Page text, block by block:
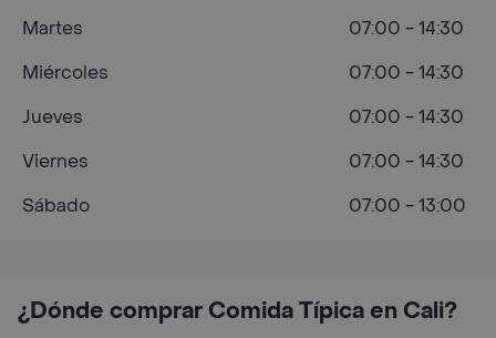
¿Dónde comprar Comida Típica en Cali?
Martes
07:00 - 14:30
Miércoles
07:00 - 14:30
Jueves
07:00 - 14:30
Viernes
07:00 - 14:30
Sábado
07:00 - 13:00